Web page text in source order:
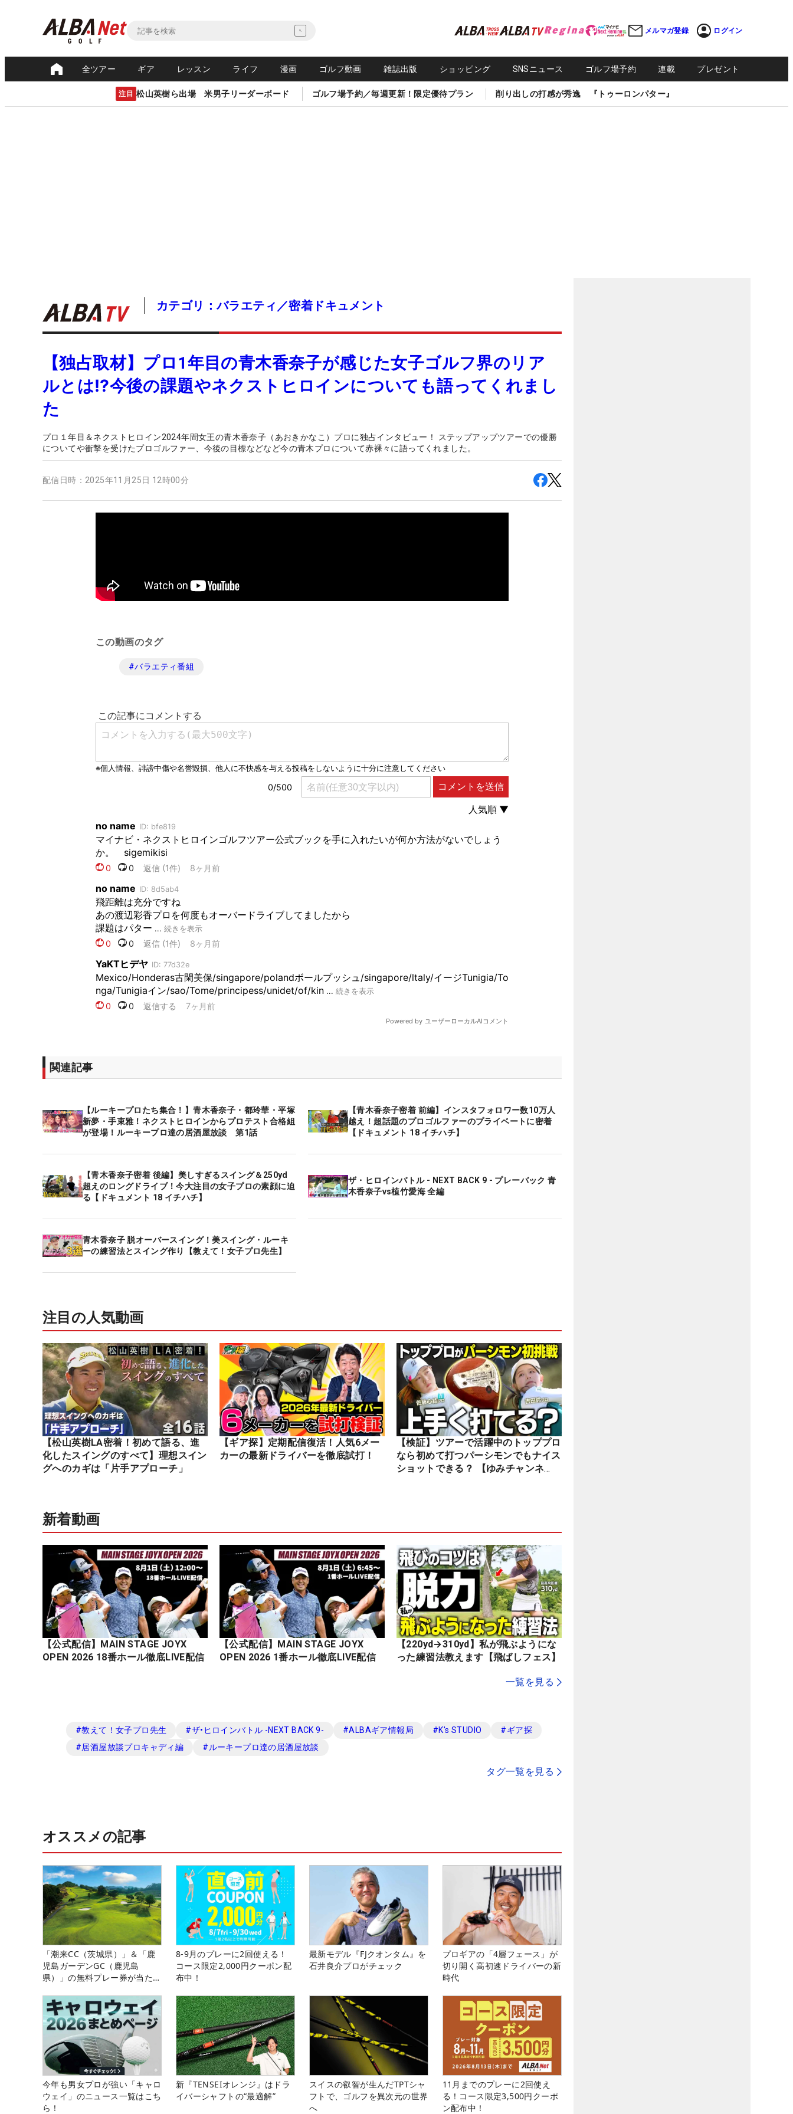
メルマガ登録 ログイン
全ツアー ギア レッスン ライフ 漫画 ゴルフ動画 雑誌出版 ショッピング SNSニュース ゴルフ場予約 連載 プレゼント
注目 松山英樹ら出場 米男子リーダーボード ゴルフ場予約／毎週更新！限定優待プラン 削り出しの打感が秀逸 『トゥーロンパター』
カテゴリ：バラエティ／密着ドキュメント
【独占取材】プロ1年目の青木香奈子が感じた女子ゴルフ界のリア
ルとは⁉今後の課題やネクストヒロインについても語ってくれまし
た
プロ１年目＆ネクストヒロイン2024年間女王の青木香奈子（あおきかなこ）プロに独占インタビュー！ ステップアップツアーでの優勝
についてや衝撃を受けたプロゴルファー、今後の目標などなど今の青木プロについて赤裸々に語ってくれました。
配信日時： 2025年11月25日 12時00分
この動画のタグ
#バラエティ番組
関連記事
【ルーキープロたち集合！】青木香奈子・都玲華・平塚
新夢・手束雅！ネクストヒロインからプロテスト合格組
が登場！ルーキープロ達の居酒屋放談 第1話
【青木香奈子密着 前編】インスタフォロワー数10万人
越え！超話題のプロゴルファーのプライベートに密着
【ドキュメント 18 イチハチ】
【青木香奈子密着 後編】美しすぎるスイング＆250yd
超えのロングドライブ！今大注目の女子プロの素顔に迫
る【ドキュメント 18 イチハチ】
ザ・ヒロインバトル - NEXT BACK 9 - プレーバック 青
木香奈子vs植竹愛海 全編
青木香奈子 脱オーバースイング！美スイング・ルーキ
ーの練習法とスイング作り【教えて！女子プロ先生】
注目の人気動画
【松山英樹LA密着！初めて語る、進
化したスイングのすべて】理想スイン
グへのカギは「片手アプローチ」
【ギア探】定期配信復活！人気6メー
カーの最新ドライバーを徹底試打！
【検証】ツアーで活躍中のトッププロ
なら初めて打つパーシモンでもナイス
ショットできる？ 【ゆみチャンネ
新着動画
【公式配信】MAIN STAGE JOYX
OPEN 2026 18番ホール徹底LIVE配信
【公式配信】MAIN STAGE JOYX
OPEN 2026 1番ホール徹底LIVE配信
【220yd→310yd】私が飛ぶようにな
った練習法教えます【飛ばしフェス】
一覧を見る
#教えて！女子プロ先生 #ザ•ヒロインバトル -NEXT BACK 9- #ALBAギア情報局 #K's STUDIO #ギア探
#居酒屋放談プロキャディ編 #ルーキープロ達の居酒屋放談
タグ一覧を見る
オススメの記事
「潮来CC（茨城県）」＆「鹿
児島ガーデンGC（鹿児島
県）」の無料プレー券が当た
8-9月のプレーに2回使える！
コース限定2,000円クーポン配
布中！
最新モデル『FJクオンタム』を
石井良介プロがチェック
プロギアの「4層フェース」が
切り開く高初速ドライバーの新
時代
今年も男女プロが強い「キャロ
ウェイ」のニュース一覧はこち
ら！
新『TENSEIオレンジ』はドラ
イバーシャフトの“最適解”
スイスの叡智が生んだTPTシャ
フトで、ゴルフを異次元の世界
へ
11月までのプレーに2回使え
る！コース限定3,500円クーポ
ン配布中！